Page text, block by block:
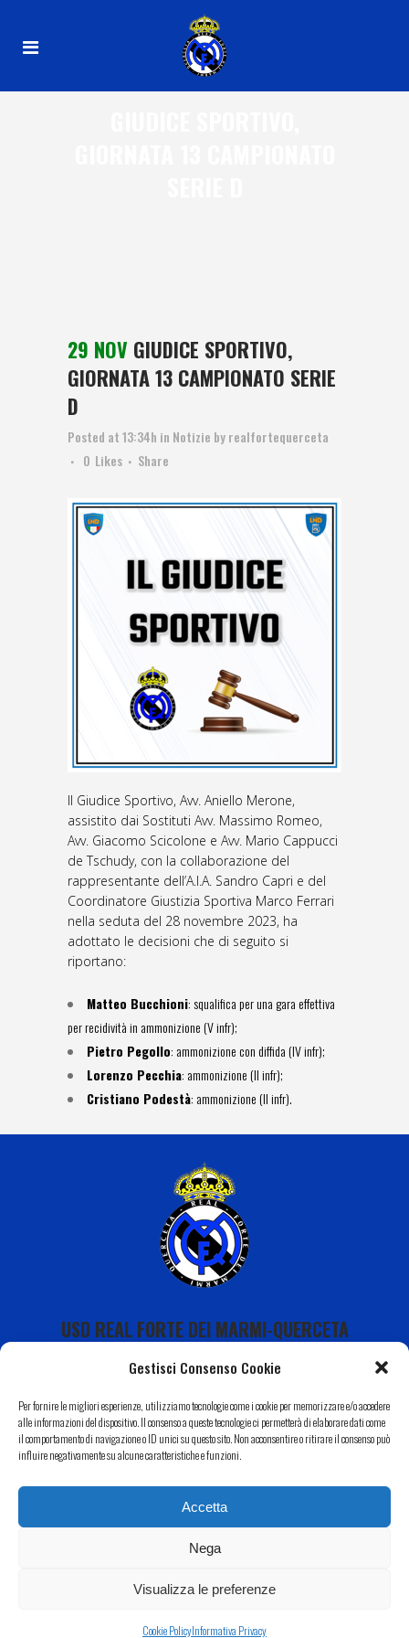
Gestisci Consenso Cookie
Per fornire le migliori esperienze, utilizziamo tecnologie come i cookie per memorizzare e/o accedere
alle informazioni del dispositivo. Il consenso a queste tecnologie ci permetterà di elaborare dati come
il comportamento di navigazione o ID unici su questo sito. Non acconsentire o ritirare il consenso può
influire negativamente su alcune caratteristiche e funzioni.
Accetta
Nega
Visualizza le preferenze
Cookie PolicyInformativa Privacy
29 NOV GIUDICE SPORTIVO,
GIORNATA 13 CAMPIONATO SERIE
D
Posted at 13:34h in Notizie byrealfortequerceta
0 Likes Share
Il Giudice Sportivo, Avv. Aniello Merone,
assistito dai Sostituti Avv. Massimo Romeo,
Avv. Giacomo Scicolone e Avv. Mario Cappucci
de Tschudy, con la collaborazione del
rappresentante dell’A.I.A. Sandro Capri e del
Coordinatore Giustizia Sportiva Marco Ferrari
nella seduta del 28 novembre 2023, ha
adottato le decisioni che di seguito si
riportano:
Matteo Bucchioni: squalifica per una gara effettiva
per recidività in ammonizione (V infr);
Pietro Pegollo: ammonizione con diffida (IV infr);
Lorenzo Pecchia: ammonizione (II infr);
Cristiano Podestà: ammonizione (II infr).
USD REAL FORTE DEI MARMI-QUERCETA
Calendario
Il Nostro Territorio
Informativa Privacy–Cookie Policy| Web by